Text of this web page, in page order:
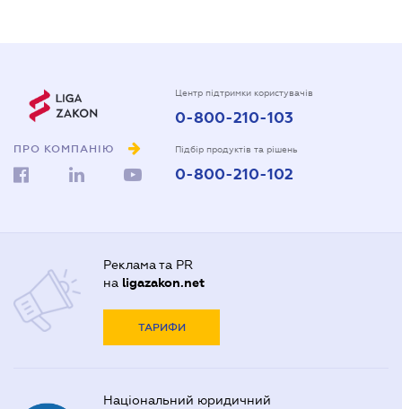
ПРО КОМПАНІЮ
Центр підтримки користувачів
0-800-210-103
Підбір продуктів та рішень
0-800-210-102
Реклама та PR
на ligazakon.net
ТАРИФИ
Національний юридичний